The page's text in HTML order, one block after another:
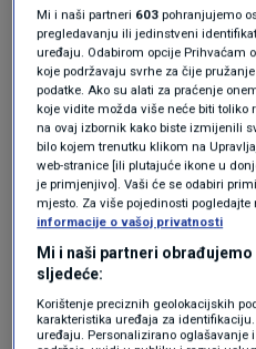
Nakon početka vojne
cijene goriva u EU-u
oko 13,5 posto.
Najveći rast zabilježen
gdje su cijene goriva
posto u samo mjesec
Vozači dizelskih vozila
za gorivo sada plaćaju
su cijene benzina
Mi i naši partneri 603 pohranjujemo
pregledavanju ili jedinstveni
uređaju. Odabirom opcije Prihvaćam
koje podržavaju svrhe za čije
podatke. Ako su alati za praćenje
koje vidite možda više neće biti toliko
na ovaj izbornik kako biste izmijenili
bilo kojem trenutku klikom na
web-stranice [ili plutajuće ikone u
je primjenjivo]. Vaši će se odabiri
mjesto. Za više pojedinosti
informacije o vašoj privatnosti
Mi i naši partneri
sljedeće:
Korištenje preciznih geolokacijskih
karakteristika uređaja za
uređaju. Personalizirano oglašavanje